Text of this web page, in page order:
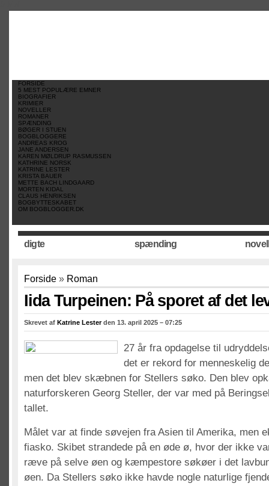
FORSIDE
5 MEST POPULÆRE EMNER
BIOGRAFIER
KRIMIER
NOVELLER
ROMANER
SPÆNDING
BØGER I STUEN
BOGBLOGGERE
ANDREAS KROG
JANE ANDERSEN
KAREN MØLDRUP RASMUSSEN
KATHRINE NORSK
KATRINE LESTER
KRISTA BAUER
METTE BACH LINDGAARD
MORTEN KIDAL
CLAUS HENRIKSEN
BOGBYTTESKABET
OM BOGBLOGGER.DK
digte spænding
Forside » Roman
Iida Turpeinen: På sporet af det
Skrevet af Katrine Lesterden 13. april 2025 – 07:25
27 år fra opdagelse til
det er rekord for menneskelig
men det blev skæbnen for Stellers søko. Den blev
naturforskeren Georg Steller, der var med på
tallet.
Målet var at finde søvejen fra Asien til Amerika, men
fiasko. Skibet strandede på en øde ø, hvor der ikke
ræve på selve øen og kæmpestore søkøer i det
øen. Da Stellers søko ikke havde nogle naturlige